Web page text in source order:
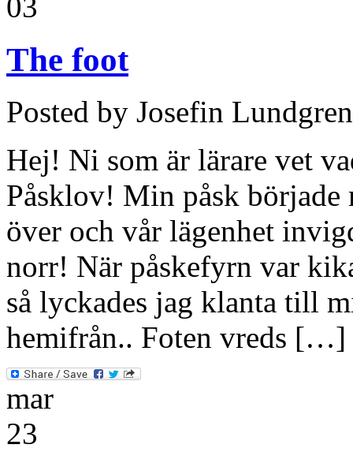
The foot
Posted by Josefin Lundgren
Hej! Ni som är lärare vet
Påsklov! Min påsk
över och vår lägenhet
norr! När påskefyrn var
så lyckades jag klanta till
hemifrån.. Foten vreds […]
mar
23